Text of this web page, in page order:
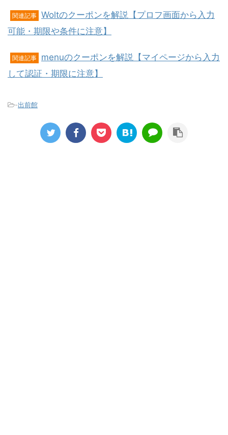
関連記事 Woltのクーポンを解説【プロフ画面から入力
可能・期限や条件に注意】
関連記事
menuのクーポンを解説【マイページから入力
して認証・期限に注意】
-出前館